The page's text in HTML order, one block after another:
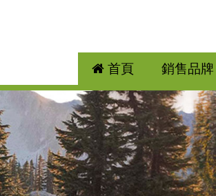
首頁 銷售品牌